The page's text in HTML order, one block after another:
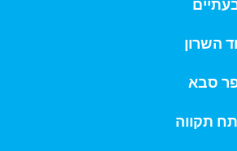
השרון
סבא
תקווה